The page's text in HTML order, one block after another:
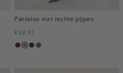
Pantalon met rechte pijpen
€49.95
bordeaux,
taupe,
choco,
bruin